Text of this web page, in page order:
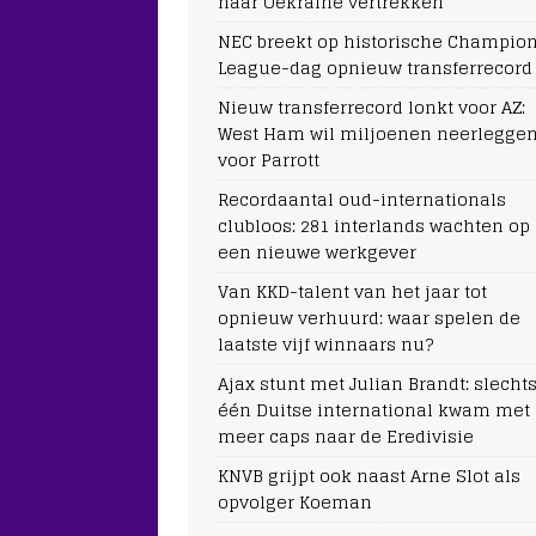
NEC breekt op historische
League-dag opnieuw transferrecord
Nieuw transferrecord lonkt voor AZ:
West Ham wil miljoenen neerleggen
voor Parrott
Recordaantal oud-internationals
clubloos: 281 interlands wachten op
een nieuwe werkgever
Van KKD-talent van het jaar tot
opnieuw verhuurd: waar spelen de
laatste vijf winnaars nu?
Ajax stunt met Julian Brandt: slechts
één Duitse international kwam met
meer caps naar de Eredivisie
KNVB grijpt ook naast Arne Slot als
opvolger Koeman